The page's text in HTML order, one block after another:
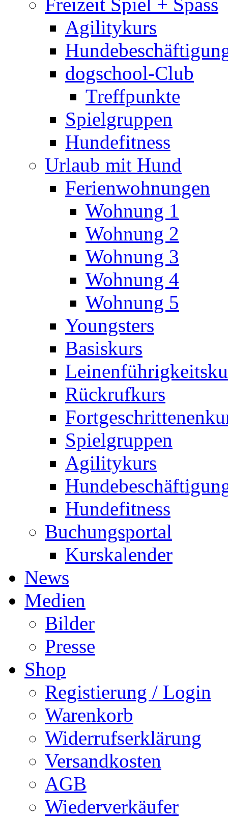
Agilitykurs
dogschool-Club
Treffpunkte
Spielgruppen
Hundefitness
Urlaub mit Hund
Ferienwohnungen
Wohnung 1
Wohnung 2
Wohnung 3
Wohnung 4
Wohnung 5
Youngsters
Basiskurs
Rückrufkurs
Spielgruppen
Agilitykurs
Hundefitness
Buchungsportal
Kurskalender
News
Medien
Bilder
Presse
Shop
Registierung / Login
Warenkorb
Widerrufserklärung
Versandkosten
AGB
Wiederverkäufer